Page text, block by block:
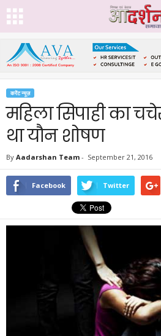
करेंट न्यूज़
महिला सिपाही का
था यौन शोषण
By Aadarshan Team - September 21, 2016
Facebook Twitter